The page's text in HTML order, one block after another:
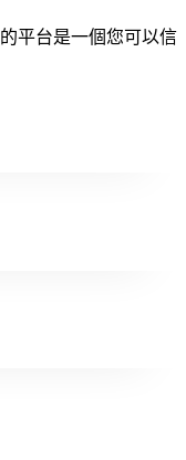
平台是一個您可以信